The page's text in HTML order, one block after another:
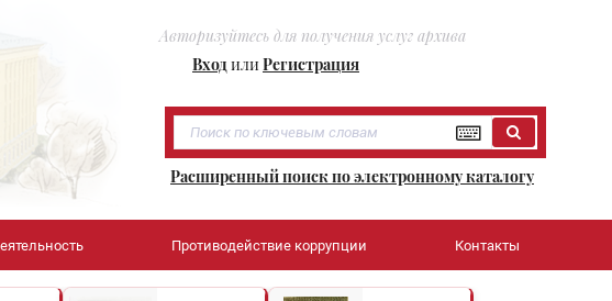
Авторизуйтесь для получения услуг архива
ВходилиРегистрация
Расширенный поиск по электронному каталогу
Противодействие коррупции Контакты